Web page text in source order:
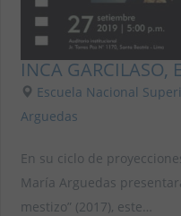
INCA GARCILASO,
Escuela Nacional
Arguedas
En su ciclo de
María Arguedas
mestizo” (2017), este…